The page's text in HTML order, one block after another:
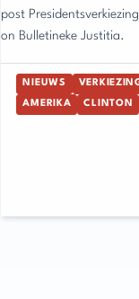
post
on Bulletineke Justitia.
NIEUWS
AMERIKA CLINTON